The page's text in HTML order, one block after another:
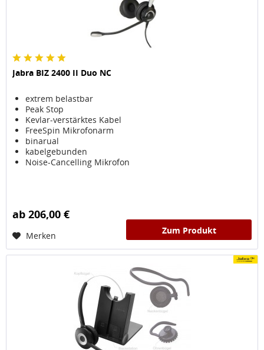
Jabra BIZ 2400 II Duo NC
extrem belastbar
Peak Stop
Kevlar-verstärktes Kabel
FreeSpin Mikrofonarm
binarual
kabelgebunden
Noise-Cancelling Mikrofon
ab 206,00 €
Merken Zum Produkt